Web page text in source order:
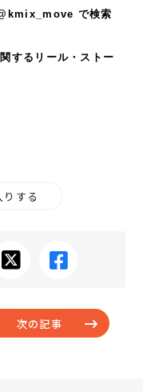
で検索
するリール・ストー
する
次の記事